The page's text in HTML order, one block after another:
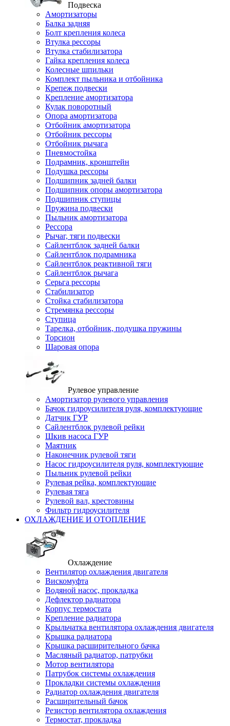
Подвеска
Амортизаторы
Балка задняя
Болт крепления колеса
Втулка рессоры
Втулка стабилизатора
Гайка крепления колеса
Колесные шпильки
Комплект пыльника и отбойника
Крепеж подвески
Крепление амортизатора
Кулак поворотный
Опора амортизатора
Отбойник амортизатора
Отбойник рессоры
Отбойник рычага
Пневмостойка
Подрамник, кронштейн
Подушка рессоры
Подшипник задней балки
Подшипник опоры амортизатора
Подшипник ступицы
Пружина подвески
Пыльник амортизатора
Рессора
Рычаг, тяги подвески
Сайлентблок задней балки
Сайлентблок подрамника
Сайлентблок реактивной тяги
Сайлентблок рычага
Серьга рессоры
Стабилизатор
Стойка стабилизатора
Стремянка рессоры
Ступица
Тарелка, отбойник, подушка пружины
Торсион
Шаровая опора
Рулевое управление
Амортизатор рулевого управления
Бачок гидроусилителя руля, комплектующие
Датчик ГУР
Сайлентблок рулевой рейки
Шкив насоса ГУР
Маятник
Наконечник рулевой тяги
Насос гидроусилителя руля, комплектующие
Пыльник рулевой рейки
Рулевая рейка, комплектующие
Рулевая тяга
Рулевой вал, крестовины
Фильтр гидроусилителя
ОХЛАЖДЕНИЕ И ОТОПЛЕНИЕ
Охлаждение
Вентилятор охлаждения двигателя
Вискомуфта
Водяной насос, прокладка
Дефлектор радиатора
Корпус термостата
Крепление радиатора
Крыльчатка вентилятора охлаждения двигателя
Крышка радиатора
Крышка расширительного бачка
Масляный радиатор, патрубки
Мотор вентилятора
Патрубок системы охлаждения
Прокладки системы охлаждения
Радиатор охлаждения двигателя
Расширительный бачок
Резистор вентилятора охлаждения
Термостат, прокладка